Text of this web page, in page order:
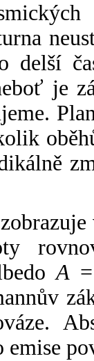
delší
je
A